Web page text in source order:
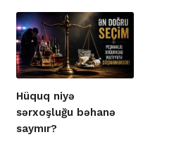
Hüquq niyə
sərxoşluğu bəhanə
saymır?